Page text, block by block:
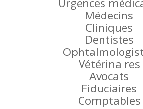
Urgences
Médecins
Cliniques
Dentistes
Vétérinaires
Avocats
Fiduciaires
Comptables